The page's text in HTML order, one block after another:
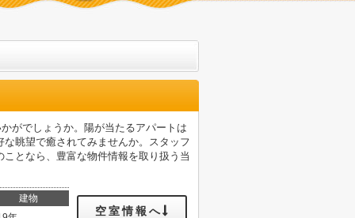
がでしょうか。陽が当たるアパートは
眺望で癒されてみませんか。スタッフ
となら、豊富な物件情報を取り扱う当
建物
空室情報へ